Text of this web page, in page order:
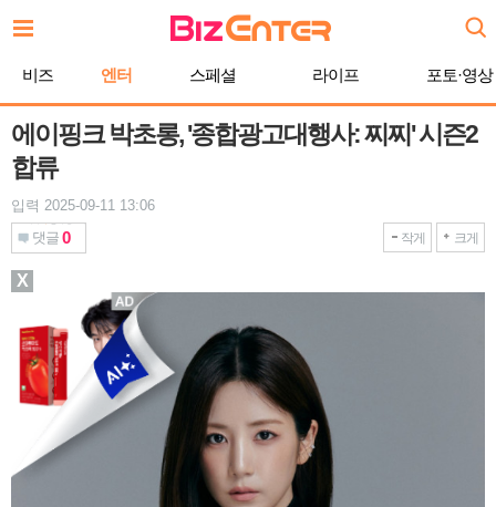
문
비즈 엔터 스페셜 라이프 포토·영상
에이핑크 박초롱, '종합광고대행사: 찌찌' 시즌2
합류
입력 2025-09-11 13:06
댓글 0 작게 크게
X